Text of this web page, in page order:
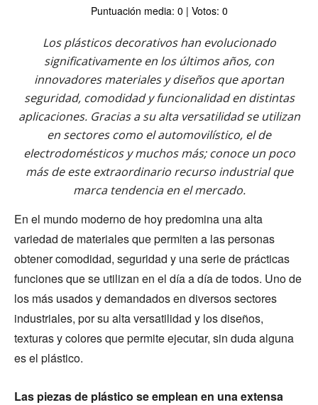
Puntuación media: 0 | Votos: 0
Los plásticos decorativos han evolucionado
significativamente en los últimos años, con
innovadores materiales y diseños que aportan
seguridad, comodidad y funcionalidad en distintas
aplicaciones. Gracias a su alta versatilidad se utilizan
en sectores como el automovilístico, el de
electrodomésticos y muchos más; conoce un poco
más de este extraordinario recurso industrial que
marca tendencia en el mercado.
En el mundo moderno de hoy predomina una alta
variedad de materiales que permiten a las personas
obtener comodidad, seguridad y una serie de prácticas
funciones que se utilizan en el día a día de todos. Uno de
los más usados y demandados en diversos sectores
industriales, por su alta versatilidad y los diseños,
texturas y colores que permite ejecutar, sin duda alguna
es el plástico.
Las piezas de plástico se emplean en una extensa